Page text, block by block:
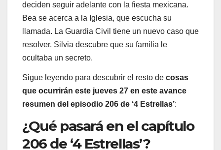
deciden seguir adelante con la fiesta mexicana.
Bea se acerca a la Iglesia, que escucha su
llamada. La Guardia Civil tiene un nuevo caso que
resolver. Silvia descubre que su familia le
ocultaba un secreto.
Sigue leyendo para descubrir el resto de cosas
que ocurrirán este jueves 27 en este avance
resumen del episodio 206 de ‘4 Estrellas’:
¿Qué pasará en el capítulo
206 de ‘4 Estrellas’?